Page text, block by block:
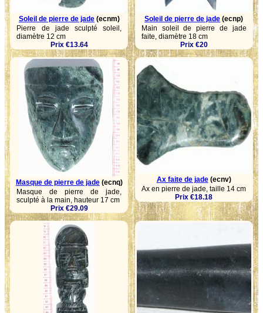
Soleil de pierre de jade(ecnm)
Pierre de jade sculpté soleil,
diamètre 12 cm
Prix €13.64
Soleil de pierre de jade (ecnp)
Main soleil de pierre de jade
faite, diamètre 18 cm
Prix €20
Masque de pierre de jade(ecnq)
Masque de pierre de jade,
sculpté à la main, hauteur 17 cm
Prix €29.09
Ax faite de jade(ecnv)
Ax en pierre de jade, taille 14 cm
Prix €18.18